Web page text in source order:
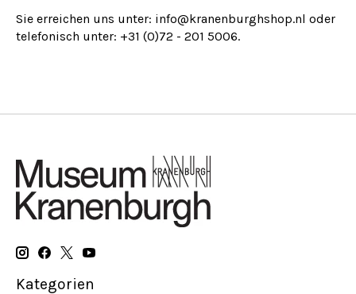
Sie erreichen uns unter: info@kranenburghshop.nl oder
telefonisch unter: +31 (0)72 - 201 5006.
Kategorien